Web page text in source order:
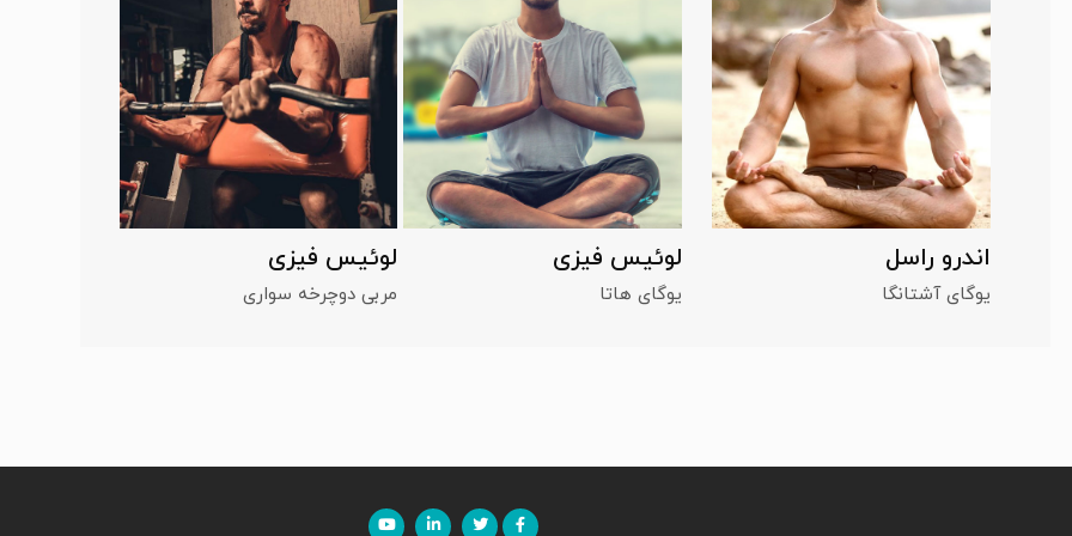
اندرو راسل
یوگای آشتانگا
لوئیس فیزی
یوگای هاتا
لوئیس فیزی
مربی دوچرخه سواری